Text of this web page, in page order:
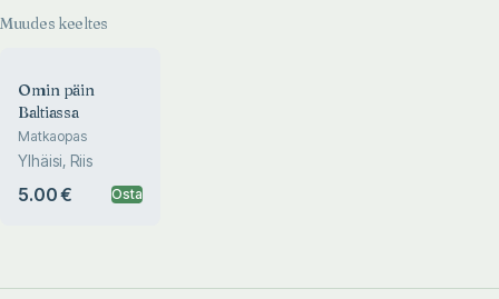
Muudes keeltes
Omin päin
Baltiassa
Matkaopas
Ylhäisi, Riis
5.00 € Osta